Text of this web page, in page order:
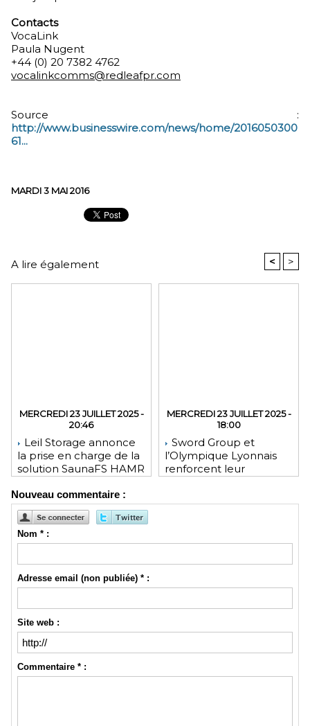
Contacts
VocaLink
Paula Nugent
+44 (0) 20 7382 4762
vocalinkcomms@redleafpr.com
Source :
http://www.businesswire.com/news/home/2016050300
61...
MARDI 3 MAI 2016
A lire également < >
MERCREDI 23 JUILLET 2025 -
20:46
Leil Storage annonce
la prise en charge de la
solution SaunaFS HAMR
stockage accrue lors
des déploiements sur
site
MERCREDI 23 JUILLET 2025 -
18:00
Sword Group et
l’Olympique Lyonnais
renforcent leur
Nouveau commentaire :
Nom * :
Adresse email (non publiée) * :
Site web :
Commentaire * :